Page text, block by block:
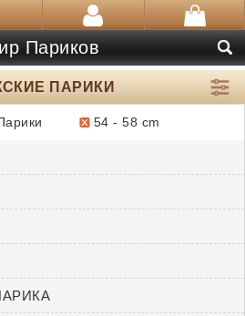
Париков
ПАРИКИ
54 - 58 cm